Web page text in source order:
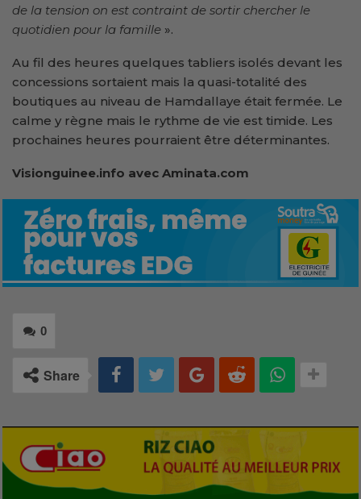
de la tension on est contraint de sortir chercher le
quotidien pour la famille ».
Au fil des heures quelques tabliers isolés devant les
concessions sortaient mais la quasi-totalité des
boutiques au niveau de Hamdallaye était fermée. Le
calme y règne mais le rythme de vie est timide. Les
prochaines heures pourraient être déterminantes.
Visionguinee.info avec Aminata.com
0
Share